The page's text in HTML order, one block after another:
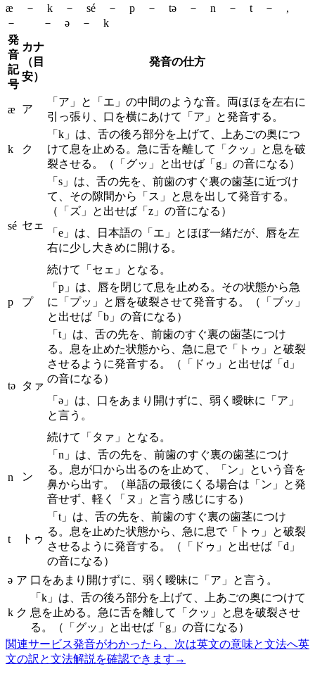
æ － k － sé － p － tə － n － t － ,
－ － ə － k
発
音
記
号
カナ
（目
安）
発音の仕方
æ ア
「ア」と「エ」の中間のような音。両ほほを左右に
引っ張り、口を横にあけて「ア」と発音する。
k ク
「k」は、舌の後ろ部分を上げて、上あごの奥につ
けて息を止める。急に舌を離して「クッ」と息を破
裂させる。（「グッ」と出せば「g」の音になる）
sé セェ
「s」は、舌の先を、前歯のすぐ裏の歯茎に近づけ
て、その隙間から「ス」と息を出して発音する。
（「ズ」と出せば「z」の音になる）
「e」は、日本語の「エ」とほぼ一緒だが、唇を左
右に少し大きめに開ける。
続けて「セェ」となる。
p プ
「p」は、唇を閉じて息を止める。その状態から急
に「プッ」と唇を破裂させて発音する。（「ブッ」
と出せば「b」の音になる）
tə タァ
「t」は、舌の先を、前歯のすぐ裏の歯茎につけ
る。息を止めた状態から、急に息で「トゥ」と破裂
させるように発音する。（「ドゥ」と出せば「d」
の音になる）
「ə」は、口をあまり開けずに、弱く曖昧に「ア」
と言う。
続けて「タァ」となる。
n ン
「n」は、舌の先を、前歯のすぐ裏の歯茎につけ
る。息が口から出るのを止めて、「ン」という音を
鼻から出す。（単語の最後にくる場合は「ン」と発
音せず、軽く「ヌ」と言う感じにする）
t トゥ
「t」は、舌の先を、前歯のすぐ裏の歯茎につけ
る。息を止めた状態から、急に息で「トゥ」と破裂
させるように発音する。（「ドゥ」と出せば「d」
の音になる）
ə ア 口をあまり開けずに、弱く曖昧に「ア」と言う。
k ク
「k」は、舌の後ろ部分を上げて、上あごの奥につけて
息を止める。急に舌を離して「クッ」と息を破裂させ
る。（「グッ」と出せば「g」の音になる）
関連サービス発音がわかったら、次は英文の意味と文法へ英
文の訳と文法解説を確認できます →